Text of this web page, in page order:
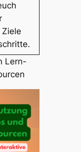
Lern-